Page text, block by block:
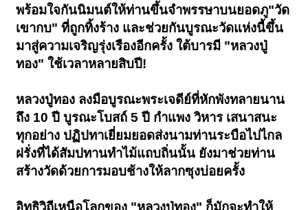
พร้อมใจกันนิมนต์ให้ท่านขึ้นจำพรรษาบนยอดภู"วัด
เขากบ" ที่ถูกทิ้งร้าง และช่วยกันบูรณะวัดแห่งนี้ขึ้น
มาสู่ความเจริญรุ่งเรืองอีกครั้ง ใต้บารมี "หลวงปู่
ทอง" ใช้เวลาหลายสิบปี!
หลวงปู่ทอง ลงมือบูรณะพระเจดีย์ที่หักพังทลายนาน
ถึง 10 ปี บูรณะโบสถ์ 5 ปี กำแพง วิหาร เสนาสนะ
ทุกอย่าง ปฏิปทาเยี่ยมยอดส่งนามท่านระบือไปไกล
ฝรั่งที่ได้สัมปทานทำไม้แถบถิ่นนั้น ยังมาช่วยท่าน
สร้างวัดด้วยการมอบช้างให้ลากซุงบ่อยครั้ง
อิทธิวิถีเหนือโลกของ "หลวงปู่ทอง" ก็มักจะทำให้